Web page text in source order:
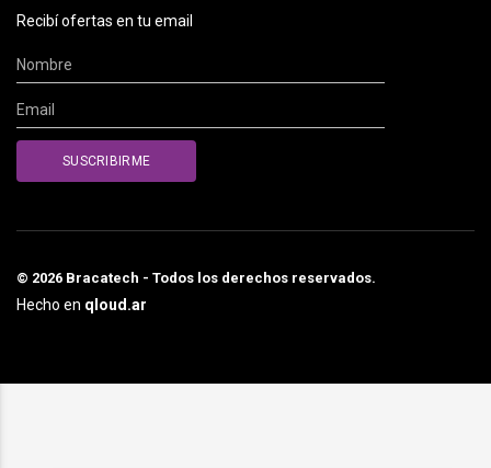
Recibí ofertas en tu email
© 2026 Bracatech - Todos los derechos reservados.
Hecho en qloud.ar